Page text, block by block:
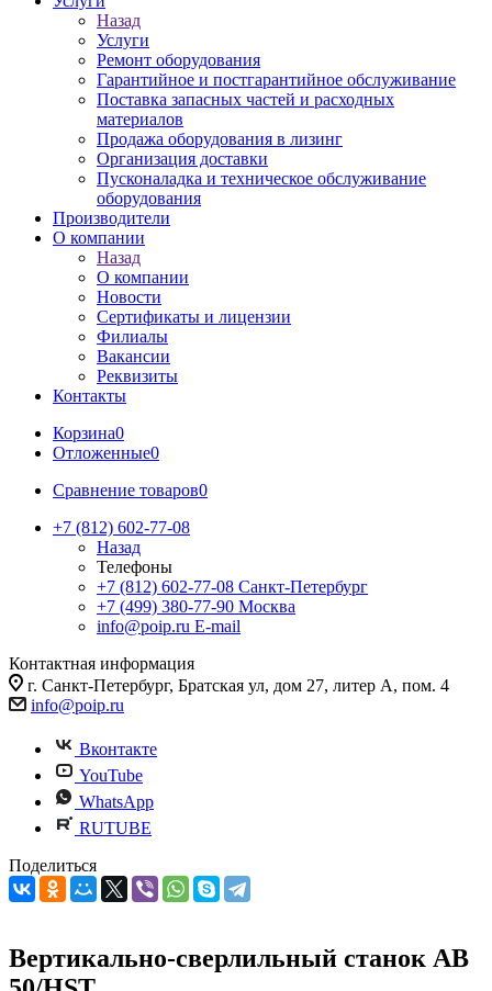
Назад
Услуги
Ремонт оборудования
Гарантийное и постгарантийное обслуживание
Поставка запасных частей и расходных
материалов
Продажа оборудования в лизинг
Организация доставки
Пусконаладка и техническое обслуживание
оборудования
Производители
О компании
Назад
О компании
Новости
Сертификаты и лицензии
Филиалы
Вакансии
Реквизиты
Контакты
Корзина0
Отложенные0
Сравнение товаров0
+7 (812) 602-77-08
Назад
Телефоны
+7 (812) 602-77-08 Санкт-Петербург
+7 (499) 380-77-90 Москва
info@poip.ru E-mail
Контактная информация
г. Санкт-Петербург, Братская ул, дом 27, литер А, пом. 4
info@poip.ru
Вконтакте
YouTube
WhatsApp
RUTUBE
Поделиться
Вертикально-сверлильный станок AB